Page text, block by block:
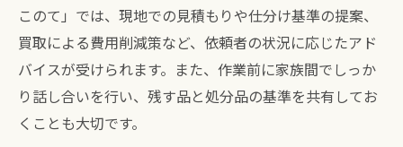
このて」では、現地での見積もりや仕分け基準の提案、
買取による費用削減策など、依頼者の状況に応じたアド
バイスが受けられます。また、作業前に家族間でしっか
り話し合いを行い、残す品と処分品の基準を共有してお
くことも大切です。